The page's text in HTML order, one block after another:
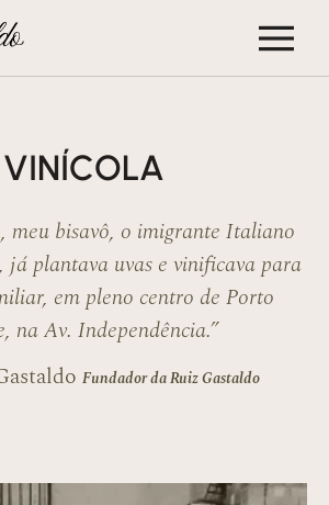
VINÍCOLA
meu bisavô, o imigrante Italiano
já plantava uvas e vinificava para
em pleno centro de Porto
na Av. Independência.”
Fundador da Ruiz Gastaldo